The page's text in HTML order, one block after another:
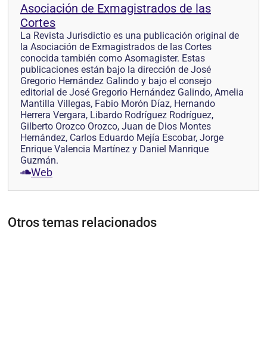
Asociación de Exmagistrados de las
Cortes
La Revista Jurisdictio es una publicación original de
la Asociación de Exmagistrados de las Cortes
conocida también como Asomagister. Estas
publicaciones están bajo la dirección de José
Gregorio Hernández Galindo y bajo el consejo
editorial de José Gregorio Hernández Galindo, Amelia
Mantilla Villegas, Fabio Morón Díaz, Hernando
Herrera Vergara, Libardo Rodríguez Rodríguez,
Gilberto Orozco Orozco, Juan de Dios Montes
Hernández, Carlos Eduardo Mejía Escobar, Jorge
Enrique Valencia Martínez y Daniel Manrique
Guzmán.
Web
Otros temas relacionados